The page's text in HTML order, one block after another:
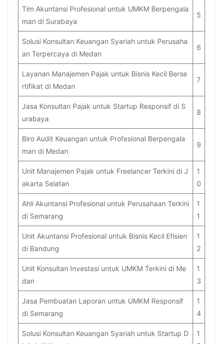
Tim Akuntansi Profesional untuk UMKM Berpengala
man di Surabaya
5
Solusi Konsultan Keuangan Syariah untuk Perusaha
an Terpercaya di Medan
6
Layanan Manajemen Pajak untuk Bisnis Kecil Berse
rtifikat di Medan
7
Jasa Konsultan Pajak untuk Startup Responsif di S
urabaya
8
Biro Audit Keuangan untuk Profesional Berpengala
man di Medan
9
Unit Manajemen Pajak untuk Freelancer Terkini di J
akarta Selatan
1
0
Ahli Akuntansi Profesional untuk Perusahaan Terkini
di Semarang
1
1
Unit Akuntansi Profesional untuk Bisnis Kecil Efisien
di Bandung
1
2
Unit Konsultan Investasi untuk UMKM Terkini di Me
dan
1
3
Jasa Pembuatan Laporan untuk UMKM Responsif
di Semarang
1
4
Solusi Konsultan Keuangan Syariah untuk Startup D
1